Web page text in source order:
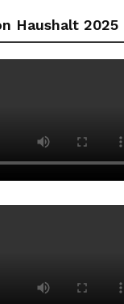
Haushalt 2025